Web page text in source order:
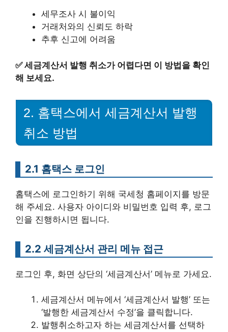
세무조사 시 불이익
거래처와의 신뢰도 하락
추후 신고에 어려움
✅세금계산서 발행 취소가 어렵다면 이 방법을 확인
해 보세요.
2. 홈택스에서 세금계산서 발행
취소 방법
2.1 홈택스 로그인
홈택스에 로그인하기 위해 국세청 홈페이지를 방문
해 주세요. 사용자 아이디와 비밀번호 입력 후, 로그
인을 진행하시면 됩니다.
2.2 세금계산서 관리 메뉴 접근
로그인 후, 화면 상단의 ‘세금계산서’ 메뉴로 가세요.
세금계산서 메뉴에서 ‘세금계산서 발행’ 또는
‘발행한 세금계산서 수정’을 클릭합니다.
발행취소하고자 하는 세금계산서를 선택하